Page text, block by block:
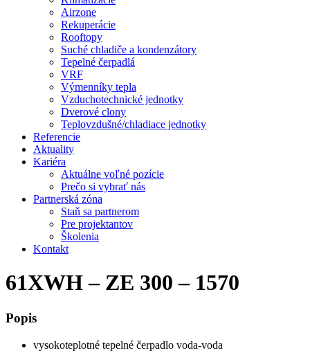
Airzone
Rekuperácie
Rooftopy
Suché chladiče a kondenzátory
Tepelné čerpadlá
VRF
Výmenníky tepla
Vzduchotechnické jednotky
Dverové clony
Teplovzdušné/chladiace jednotky
Referencie
Aktuality
Kariéra
Aktuálne voľné pozície
Prečo si vybrať nás
Partnerská zóna
Staň sa partnerom
Pre projektantov
Školenia
Kontakt
61XWH – ZE 300 – 1570
Popis
vysokoteplotné tepelné čerpadlo voda-voda